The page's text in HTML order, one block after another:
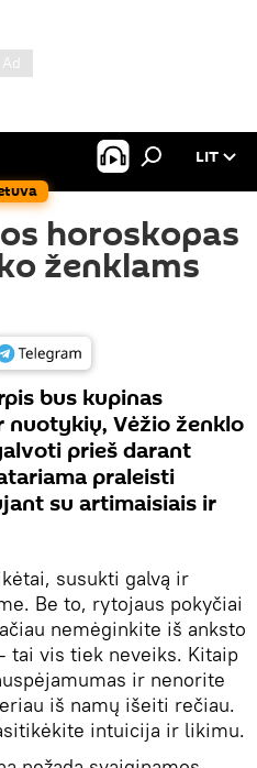
LIT
horoskopas
ženklams
bus kupinas
Vėžio ženklo
prieš darant
praleisti
su artimaisiais ir
susukti galvą ir
Be to, rytojaus pokyčiai
nemėginkite iš anksto
tai vis tiek neveiks. Kitaip
ir nenorite
iš namų išeiti rečiau.
intuicija ir likimu.